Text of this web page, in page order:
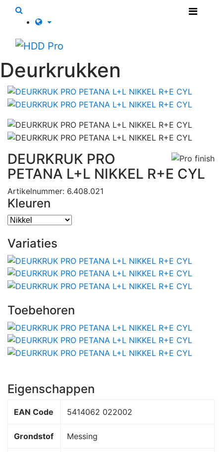
Deurkrukken
DEURKRUK PRO
PETANA L+L NIKKEL R+E CYL
Artikelnummer: 6.408.021
Kleuren
Variaties
Toebehoren
Eigenschappen
EAN Code 5414062 022002
Grondstof Messing